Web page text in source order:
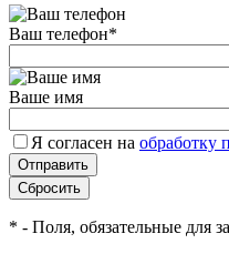
Ваш телефон*
Ваше имя
Я согласен на обработку
* - Поля, обязательные для